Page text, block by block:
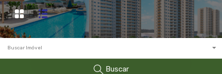
Buscar Imóvel
Buscar